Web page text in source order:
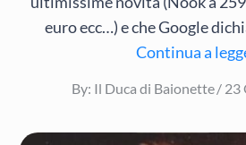
euro ecc…) e che Google
Continua a
By: Il Duca di Baionette 23